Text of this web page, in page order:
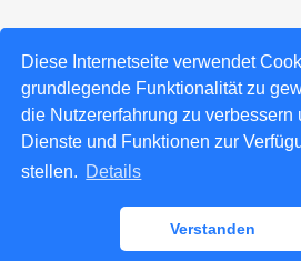
Diese Internetseite verwendet
grundlegende Funktionalität zu
die Nutzererfahrung zu verbessern
Dienste und Funktionen zur
stellen. Details
Verstanden